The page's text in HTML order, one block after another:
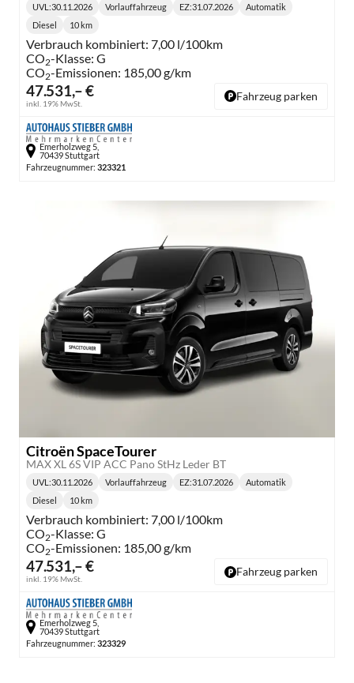
47.531,– €
inkl. 19% MwSt.
Lieferzeit:
UVL :30.11.2026 Vorlauffahrzeug EZ:31.07.2026
Getriebe:
Automatik
Kraftstoff:
Diesel
Kilometerstand:
10 km
Verbrauch kombiniert: 7,00 l/100km
CO2-Klasse: G
CO2-Emissionen: 185,00 g/km
Fahrzeug parken
Emerholzweg 5,
70439 Stuttgart
Fahrzeugnummer: 323321
Citroën SpaceTourer
MAX XL 6S VIP ACC Pano StHz Leder BT
47.531,– €
inkl. 19% MwSt.
UVL :30.11.2026 Vorlauffahrzeug EZ:31.07.2026 Automatik
Diesel 10 km
Verbrauch kombiniert: 7,00 l/100km
CO2-Klasse: G
CO2-Emissionen: 185,00 g/km
Fahrzeug parken
Emerholzweg 5,
70439 Stuttgart
Fahrzeugnummer: 323329